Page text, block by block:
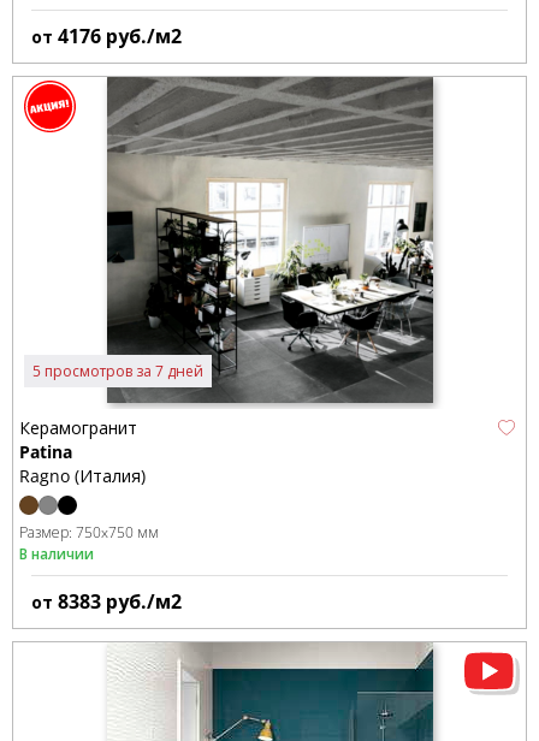
от 4176 руб./м2
5 просмотров за 7 дней
Керамогранит
Patina
Ragno (Италия)
Размер: 750x750 мм
В наличии
от 8383 руб./м2